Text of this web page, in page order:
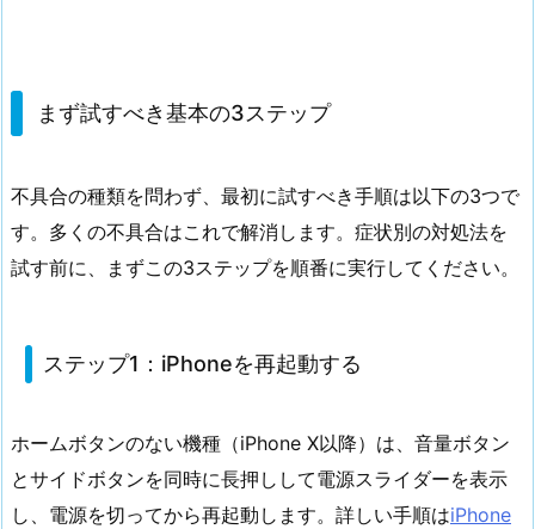
まず試すべき基本の3ステップ
不具合の種類を問わず、最初に試すべき手順は以下の3つで
す。多くの不具合はこれで解消します。症状別の対処法を
試す前に、まずこの3ステップを順番に実行してください。
ステップ1：iPhoneを再起動する
ホームボタンのない機種（iPhone X以降）は、音量ボタン
とサイドボタンを同時に長押しして電源スライダーを表示
し、電源を切ってから再起動します。詳しい手順はiPhone